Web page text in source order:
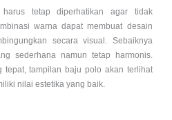
harus tetap diperhatikan agar tidak
warna dapat membuat desain
secara visual. Sebaiknya
sederhana namun tetap harmonis.
tepat, tampilan baju polo akan terlihat
nilai estetika yang baik.